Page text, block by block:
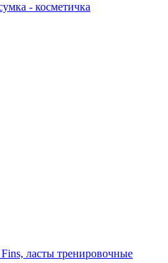
- косметичка
ласты тренировочные